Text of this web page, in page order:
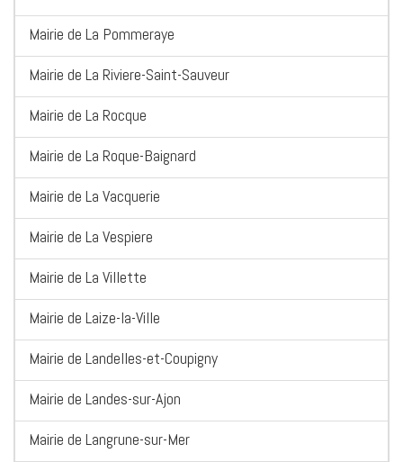
Mairie de La Pommeraye
Mairie de La Riviere-Saint-Sauveur
Mairie de La Rocque
Mairie de La Roque-Baignard
Mairie de La Vacquerie
Mairie de La Vespiere
Mairie de La Villette
Mairie de Laize-la-Ville
Mairie de Landelles-et-Coupigny
Mairie de Landes-sur-Ajon
Mairie de Langrune-sur-Mer